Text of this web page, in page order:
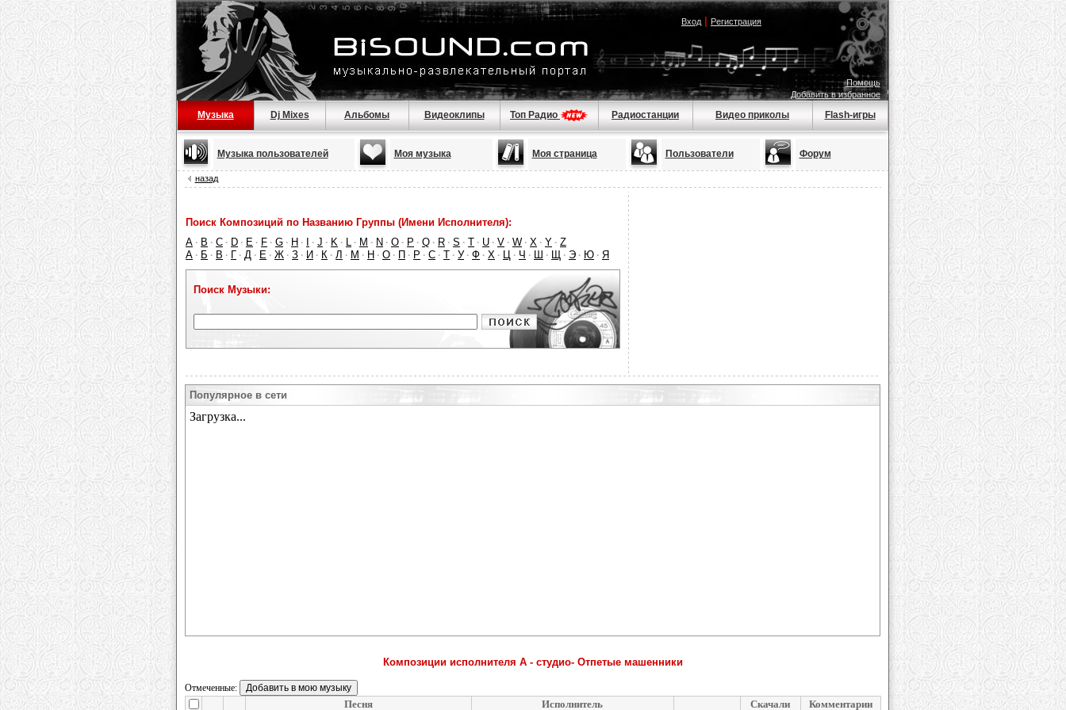
Вход| Регистрация
Помощь
Добавить в избранное
Музыка Dj Mixes Альбомы Видеоклипы Топ Радио Радиостанции Видео приколы Flash-игры
Музыка пользователей Моя музыка Моя страница Пользователи Форум
назад
Поиск Композиций по Названию Группы (Имени Исполнителя):
A · B · C · D · E · F · G · H · · J · K · L · M · N · O · P · Q · R · S · T · U · V · W · X · Y · Z
А · Б · В · Г · Д · Е · Ж · З · И · К · Л · М · Н · О · П · Р · С · Т · У · Ф · Х · Ц · Ч · Ш · Щ · Э · Ю · Я
Поиск Музыки:
Популярное в сети
Композиции исполнителя А - студио- Отпетые машенники
Отмеченные:
Песня Исполнитель Скачали Комментарии